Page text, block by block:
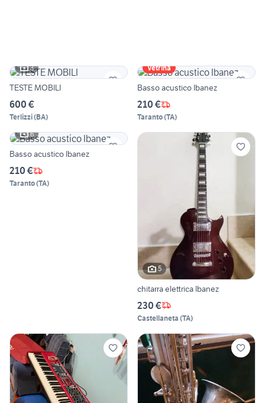
3
TESTE MOBILI
600 €
Terlizzi(BA)
Vetrina
Basso acustico Ibanez
210 €
Taranto(TA)
6
Basso acustico Ibanez
210 €
Taranto(TA)
5
chitarra elettrica Ibanez
230 €
Castellaneta (TA)